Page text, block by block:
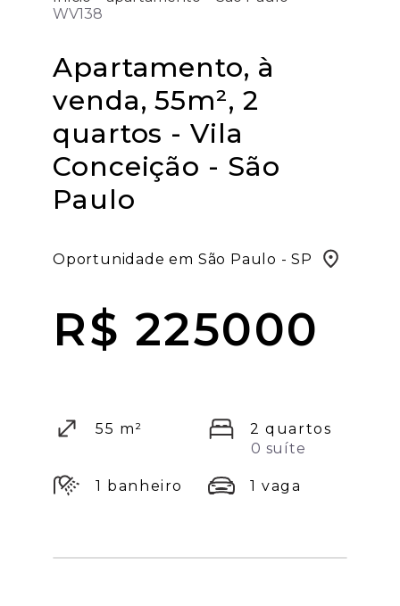
WV138
Apartamento, à
venda, 55m², 2
quartos - Vila
Conceição - São
Paulo
Oportunidade em São Paulo - SP
R$ 225000
55 m²
2 quartos
0 suíte
1 banheiro 1 vaga